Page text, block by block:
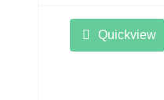
Quickview